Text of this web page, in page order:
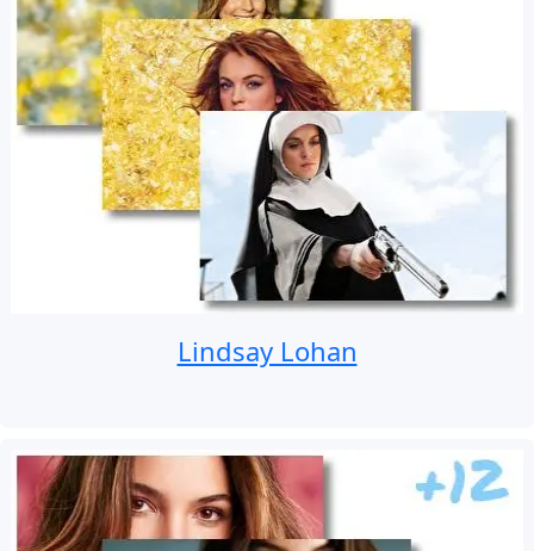
Lindsay Lohan